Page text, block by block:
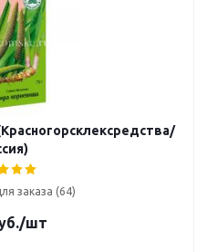
заказа (64)
/шт